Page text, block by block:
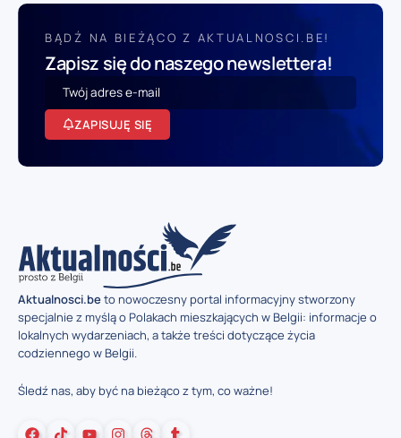
BĄDŹ NA BIEŻĄCO Z AKTUALNOSCI.BE!
Zapisz się do naszego newslettera!
ZAPISUJĘ SIĘ
Aktualnosci.beto nowoczesny portal informacyjny stworzony
specjalnie z myślą o Polakach mieszkających w Belgii: informacje o
lokalnych wydarzeniach, a także treści dotyczące życia
codziennego w Belgii.
Śledź nas, aby być na bieżąco z tym, co ważne!